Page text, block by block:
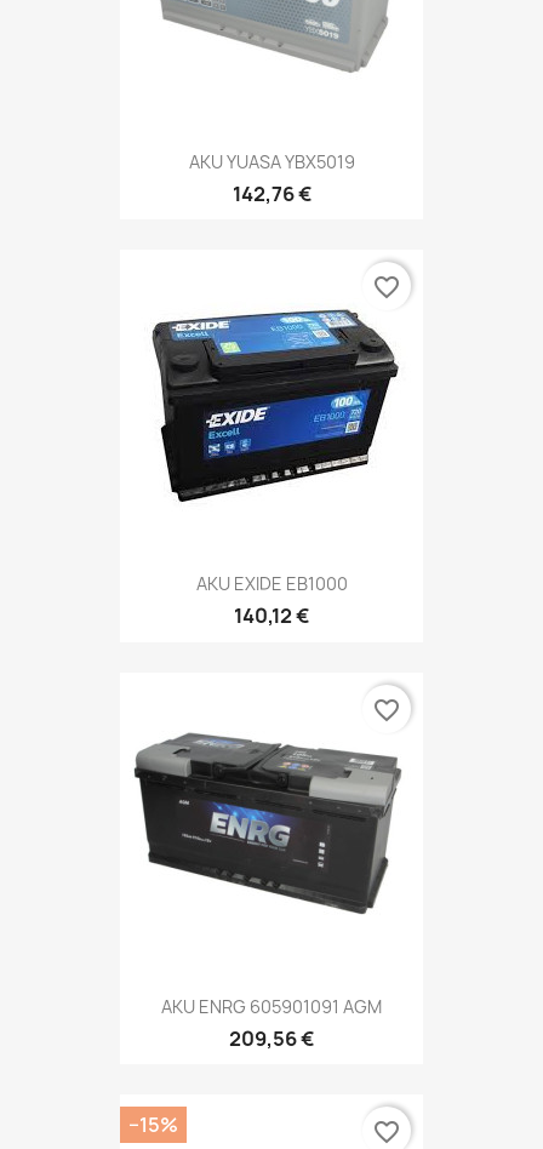
AKU YUASA YBX5019
142,76 €
AKU EXIDE EB1000
140,12 €
favorite_border
AKU ENRG 605901091 AGM
209,56 €
favorite_border
−15% favorite_border